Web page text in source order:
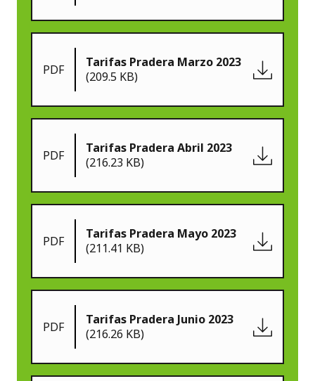
PDF
Tarifas Pradera Marzo 2023
(209.5 KB)
PDF
Tarifas Pradera Abril 2023
(216.23 KB)
PDF
Tarifas Pradera Mayo 2023
(211.41 KB)
PDF
Tarifas Pradera Junio 2023
(216.26 KB)